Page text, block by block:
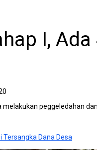
I,
melakukan peggeledahan
Tersangka Dana Desa